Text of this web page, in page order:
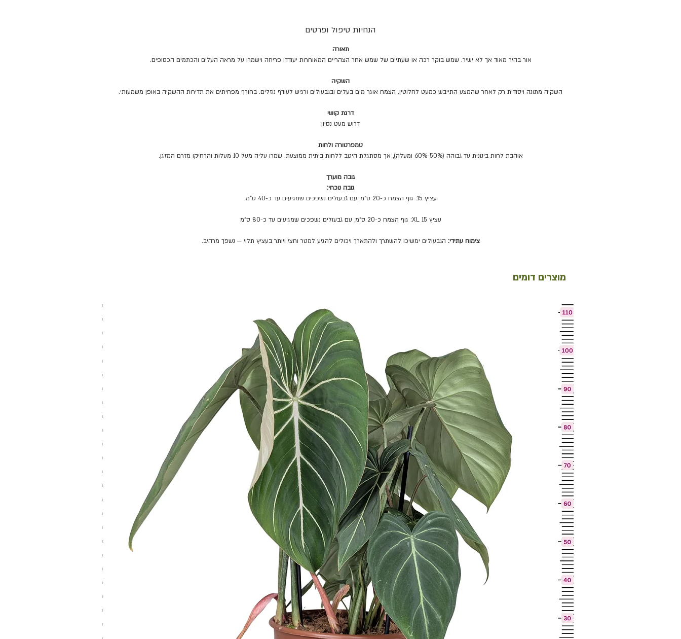
תהנה מקצת שמש של בוקר/ערב. ההשקיה? רק כשהחלק העליון של האדמה
היא יוצרת וילון צפוף של עלים מנצנצים, והקומפקטיות שלה הופכת אותה
מעולה למדפים גבוהים, מתלים מעוצבים או כצמח שולחן נשפך. בחורף פשוט
מפחיתים בהשקיה והיא ממשיכה להיות יפה ומרשימה. 🌱
הנחיות טיפול ופרטים
תאורה
אור בהיר מאוד אך לא ישיר. שמש בוקר רכה או שעתיים של שמש אחר הצהריים המאוחרות יעודדו פריחה וישמרו על מראה העלים והכתמים הכסופים.
השקיה
השקיה מתונה ויסודית רק לאחר שהמצע התייבש כמעט לחלוטין. הצמח אוגר מים בעלים ובגבעולים ורגיש לעודף נוזלים. בחורף מפחיתים את תדירות ההשקיה באופן משמעותי.
דרגת קושי
דרוש מעט נסיון
טמפרטורה ולחות
אוהבת לחות בינונית עד גבוהה (50%-60% ומעלה), אך מסתגלת היטב ללחות ביתית ממוצעת. שמרו עליה מעל 10 מעלות והרחיקו מזרם המזגן.
גובה מוערך
גובה נוכחי:
עציץ 15: גוף הצמח כ-20 ס"מ, עם גבעולים נשפכים שמגיעים עד כ-40 ס"מ.
עציץ 15 XL: גוף הצמח כ-20 ס"מ, עם גבעולים נשפכים שמגיעים עד כ-80 ס"מ
צימוח עתידי: הגבעולים ימשיכו להשתרך ולהתארך ויכולים להגיע למטר וחצי ויותר בעציץ תלוי — נשפך מרהיב.
מוצרים דומים